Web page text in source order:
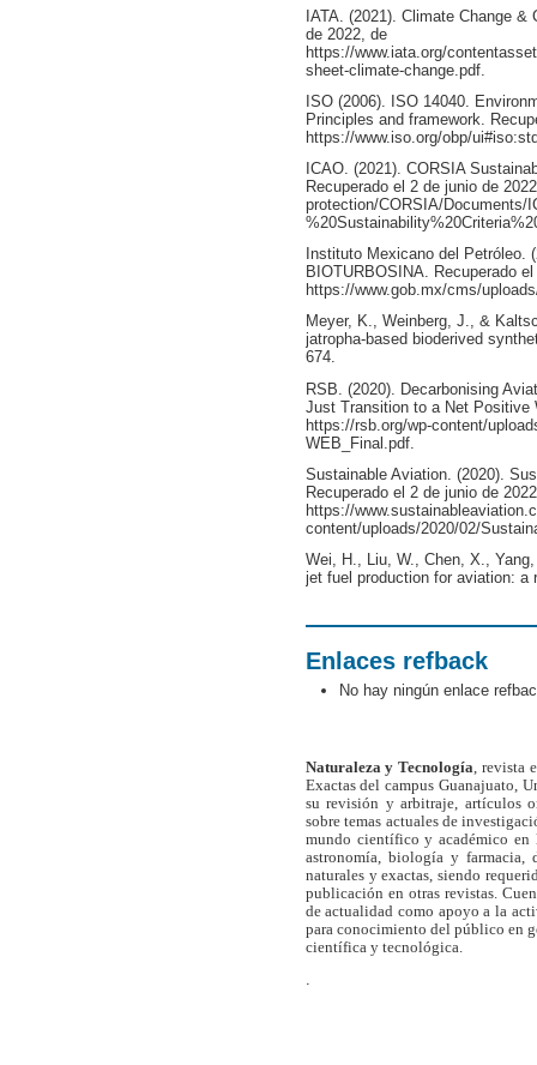
IATA. (2021). Climate Change
de 2022, de
https://www.iata.org/
sheet-climate-change.pdf.
ISO (2006). ISO 14040.
Principles and framework.
https://www.iso.org/obp/
ICAO. (2021). CORSIA
Recuperado el 2 de junio de
protection/CORSIA/Documents/
Instituto Mexicano del Petróleo.
BIOTURBOSINA. Recuperado
https://www.gob.mx/cms/
Meyer, K., Weinberg, J., &
jatropha-based bioderived
674.
RSB. (2020). Decarbonising
Just Transition to a Net Positive
https://rsb.org/wp-content/
WEB_Final.pdf.
Sustainable Aviation. (2020).
Recuperado el 2 de junio de
https://
content/uploads/2020/02/
Wei, H., Liu, W., Chen, X.,
jet fuel production for aviation: a
Enlaces refback
No hay ningún enlace
Naturaleza y Tecnología, revista
Exactas del campus Guanajuato,
su revisión y arbitraje, artículos
sobre temas actuales de
mundo científico y académico en
astronomía, biología y farmacia,
naturales y exactas, siendo
publicación en otras revistas.
de actualidad como apoyo a la
para conocimiento del público en
científica y tecnológica.
.